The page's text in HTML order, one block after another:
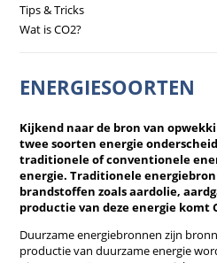
Tips & Tricks
Wat is CO2?
ENERGIESOORTEN
Kijkend naar de bron van
twee soorten energie
traditionele of conventionele
energie. Traditionele
brandstoffen zoals aardolie,
productie van deze energie komt
Duurzame energiebronnen zijn
productie van duurzame energie